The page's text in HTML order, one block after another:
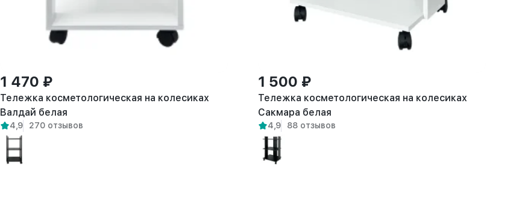
1 470 ₽
Тележка косметологическая на колесиках
Валдай белая
4,9 270 отзывов
1 500 ₽
Тележка косметологическая на колесиках
Сакмара белая
4,9 88 отзывов